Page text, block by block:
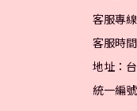
客服專
客服時
地址：
統一編